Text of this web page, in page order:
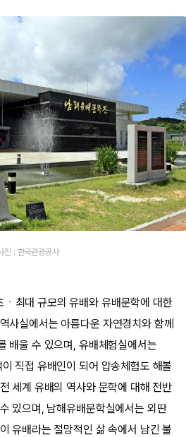
진 : 한국관광공사
최대 규모의 유배와 유배문학에 대한
사실에서는 아름다운 자연경치와 함께
배울 수 있으며, 유배체험실에서는
직접 유배인이 되어 압송체험도 해볼
세계 유배의 역사와 문학에 대해 전반
있으며, 남해유배문학실에서는 외딴
유배라는 절망적인 삶 속에서 남긴 불